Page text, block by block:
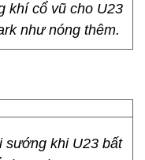
đô thị Ecopark.